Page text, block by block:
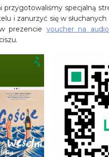
specjalną
i zanurzyć się w
prezencie voucher na